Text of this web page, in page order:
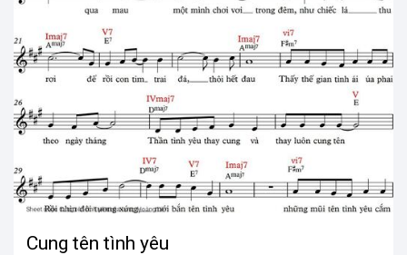
Cung tên tình yêu